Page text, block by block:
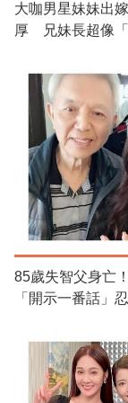
大咖男星妹妹出
厚 兄妹長超像
85歲失智父身亡
「開示一番話」